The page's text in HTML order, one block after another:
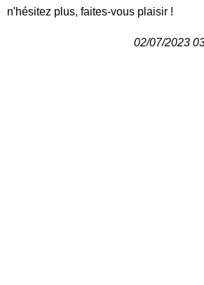
n'hésitez plus, faites-vous plaisir !
02/07/2023